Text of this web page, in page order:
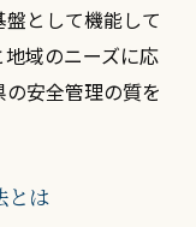
として機能して
域のニーズに応
安全管理の質を
とは